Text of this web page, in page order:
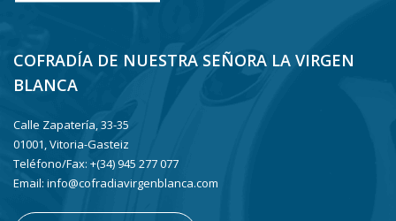
COFRADÍA DE NUESTRA SEÑORA LA VIRGEN
BLANCA
Calle Zapatería, 33-35
01001, Vitoria-Gasteiz
Teléfono/Fax: +(34) 945 277 077
Email: info@cofradiavirgenblanca.com